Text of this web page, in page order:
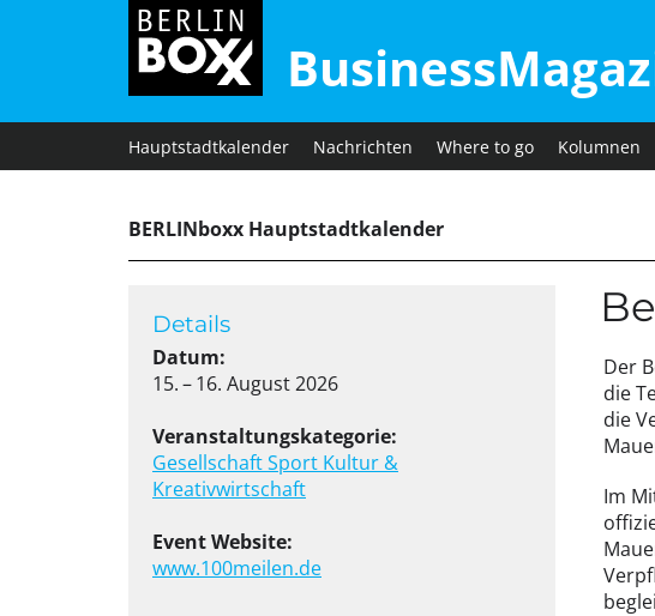
Hauptstadtkalender Nachrichten Where to go Kolumnen
BERLINboxx Hauptstadtkalender
Details
Datum:
15. – 16. August 2026
Veranstaltungskategorie:
GesellschaftSport Kultur &
Kreativwirtschaft
Event Website:
www.100meilen.de
Der
die
die
Im